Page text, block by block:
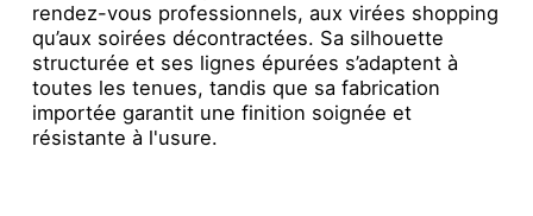
rendez-vous professionnels, aux virées shopping
qu’aux soirées décontractées. Sa silhouette
structurée et ses lignes épurées s’adaptent à
toutes les tenues, tandis que sa fabrication
importée garantit une finition soignée et
résistante à l'usure.